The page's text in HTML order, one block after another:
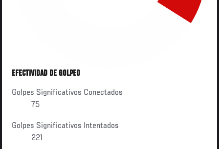
EFECTIVIDAD DE GOLPEO
Golpes Significativos Conectados
75
Golpes Significativos Intentados
221